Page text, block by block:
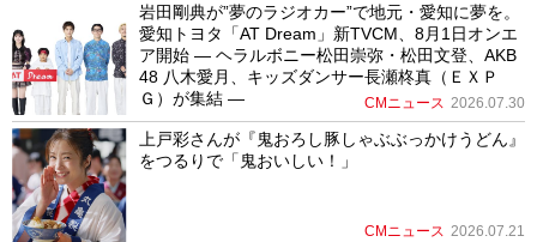
岩田剛典が”夢のラジオカー”で地元・愛知に夢を。
愛知トヨタ「AT Dream」新TVCM、8月1日オンエ
ア開始 ― ヘラルボニー松田崇弥・松田文登、AKB
48 八木愛月、キッズダンサー長瀬柊真（ＥＸＰ
Ｇ）が集結 ―
CMニュース 2026.07.30
上戸彩さんが『鬼おろし豚しゃぶぶっかけうどん』
をつるりで「鬼おいしい！」
CMニュース 2026.07.21